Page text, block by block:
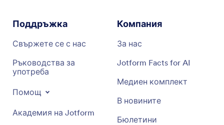
Поддръжка
Свържете се с нас
Ръководства за
употреба
Помощ
Академия на Jotform
Компания
За нас
Jotform Facts for AI
Медиен комплект
В новините
Бюлетини